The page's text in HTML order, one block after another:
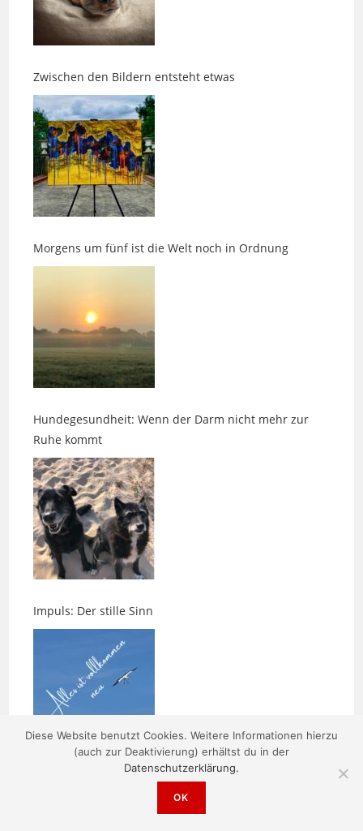
Zwischen den Bildern entsteht etwas
Morgens um fünf ist die Welt noch in Ordnung
Hundegesundheit: Wenn der Darm nicht mehr zur
Impuls: Der stille Sinn
Was kostet ein Umzug in Bielefeld?
Diese Website benutzt Cookies. Weitere Informationen hierzu
(auch zur Deaktivierung) erhältst du in der
Datenschutzerklärung.
OK